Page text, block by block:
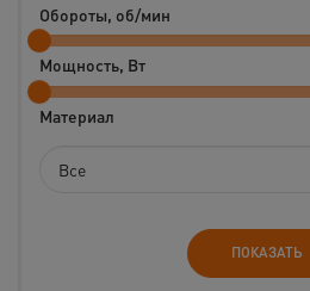
Обороты, об/мин
Мощность, Вт
Материал
Все
ПОКАЗАТЬ